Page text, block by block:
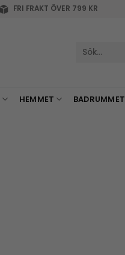
FRI FRAKT ÖVER 799 KR
Sök
HEMMET BADRUMMET